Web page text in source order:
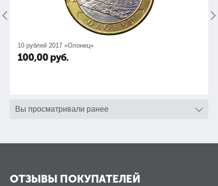
10 рублей 2017 «Олонец»
100,00 руб.
Вы просматривали ранее
ОТЗЫВЫ ПОКУПАТЕЛЕЙ